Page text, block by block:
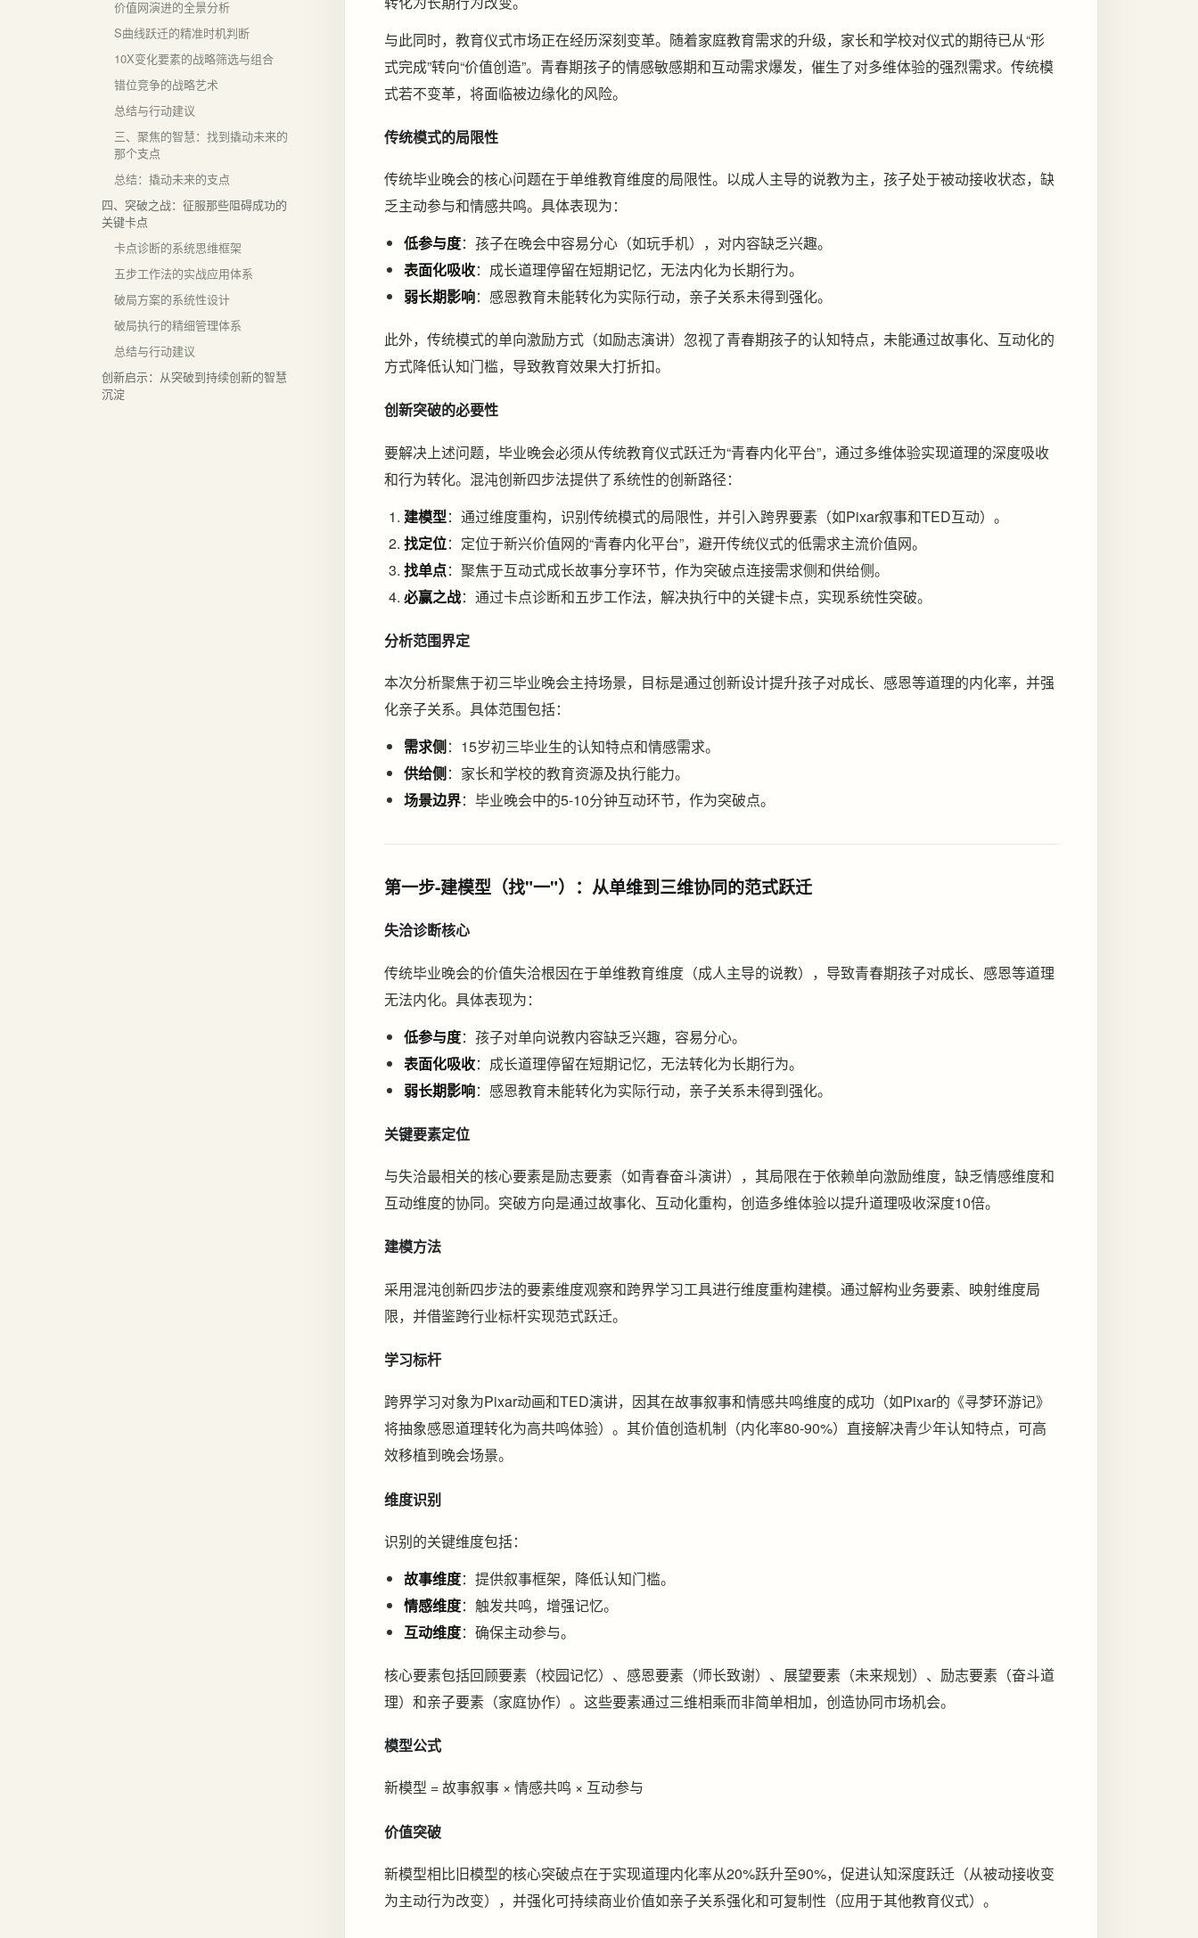
价值网演进的全景分析
S曲线跃迁的精准时机判断
10X变化要素的战略筛选与组合
错位竞争的战略艺术
总结与行动建议
三、聚焦的智慧：找到撬动未来的
那个支点
总结：撬动未来的支点
四、突破之战：征服那些阻碍成功的
关键卡点
卡点诊断的系统思维框架
五步工作法的实战应用体系
破局方案的系统性设计
破局执行的精细管理体系
总结与行动建议
创新启示：从突破到持续创新的智慧
沉淀
与此同时，教育仪式市场正在经历深刻变革。随着家庭教育需求的升级，家长和学校对仪式的期待已从“形
式完成”转向“价值创造”。青春期孩子的情感敏感期和互动需求爆发，催生了对多维体验的强烈需求。传统模
式若不变革，将面临被边缘化的风险。
传统模式的局限性
传统毕业晚会的核心问题在于单维教育维度的局限性。以成人主导的说教为主，孩子处于被动接收状态，缺
乏主动参与和情感共鸣。具体表现为：
低参与度：孩子在晚会中容易分心（如玩手机），对内容缺乏兴趣。
表面化吸收：成长道理停留在短期记忆，无法内化为长期行为。
弱长期影响：感恩教育未能转化为实际行动，亲子关系未得到强化。
此外，传统模式的单向激励方式（如励志演讲）忽视了青春期孩子的认知特点，未能通过故事化、互动化的
方式降低认知门槛，导致教育效果大打折扣。
创新突破的必要性
要解决上述问题，毕业晚会必须从传统教育仪式跃迁为“青春内化平台”，通过多维体验实现道理的深度吸收
和行为转化。混沌创新四步法提供了系统性的创新路径：
建模型：通过维度重构，识别传统模式的局限性，并引入跨界要素（如Pixar叙事和TED互动）。
找定位：定位于新兴价值网的“青春内化平台”，避开传统仪式的低需求主流价值网。
找单点：聚焦于互动式成长故事分享环节，作为突破点连接需求侧和供给侧。
必赢之战：通过卡点诊断和五步工作法，解决执行中的关键卡点，实现系统性突破。
分析范围界定
本次分析聚焦于初三毕业晚会主持场景，目标是通过创新设计提升孩子对成长、感恩等道理的内化率，并强
化亲子关系。具体范围包括：
需求侧：15岁初三毕业生的认知特点和情感需求。
供给侧：家长和学校的教育资源及执行能力。
场景边界：毕业晚会中的5-10分钟互动环节，作为突破点。
第一步-建模型（找"一"）：从单维到三维协同的范式跃迁
失洽诊断核心
传统毕业晚会的价值失洽根因在于单维教育维度（成人主导的说教），导致青春期孩子对成长、感恩等道理
无法内化。具体表现为：
低参与度：孩子对单向说教内容缺乏兴趣，容易分心。
表面化吸收：成长道理停留在短期记忆，无法转化为长期行为。
弱长期影响：感恩教育未能转化为实际行动，亲子关系未得到强化。
关键要素定位
与失洽最相关的核心要素是励志要素（如青春奋斗演讲），其局限在于依赖单向激励维度，缺乏情感维度和
互动维度的协同。突破方向是通过故事化、互动化重构，创造多维体验以提升道理吸收深度10倍。
建模方法
采用混沌创新四步法的要素维度观察和跨界学习工具进行维度重构建模。通过解构业务要素、映射维度局
限，并借鉴跨行业标杆实现范式跃迁。
学习标杆
跨界学习对象为Pixar动画和TED演讲，因其在故事叙事和情感共鸣维度的成功（如Pixar的《寻梦环游记》
将抽象感恩道理转化为高共鸣体验）。其价值创造机制（内化率80-90%）直接解决青少年认知特点，可高
效移植到晚会场景。
维度识别
识别的关键维度包括：
故事维度：提供叙事框架，降低认知门槛。
情感维度：触发共鸣，增强记忆。
互动维度：确保主动参与。
核心要素包括回顾要素（校园记忆）、感恩要素（师长致谢）、展望要素（未来规划）、励志要素（奋斗道
理）和亲子要素（家庭协作）。这些要素通过三维相乘而非简单相加，创造协同市场机会。
模型公式
新模型 = 故事叙事 × 情感共鸣 × 互动参与
价值突破
新模型相比旧模型的核心突破点在于实现道理内化率从20%跃升至90%，促进认知深度跃迁（从被动接收变
为主动行为改变），并强化可持续商业价值如亲子关系强化和可复制性（应用于其他教育仪式）。